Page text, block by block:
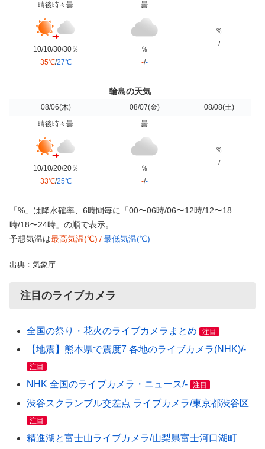
晴後時々曇
10/10/30/30％
35℃/27℃
曇
％
-/-
--
％
-/-
輪島の天気
08/06(木) 08/07(金) 08/08(土)
晴後時々曇
10/10/20/20％
33℃/25℃
曇
％
-/-
--
％
-/-
「%」は降水確率、6時間毎に「00〜06時/06〜12時/12〜18
時/18〜24時」の順で表示。
予想気温は最高気温(℃) / 最低気温(℃)
出典：気象庁
注目のライブカメラ
全国の祭り・花火のライブカメラまとめ 注目
【地震】熊本県で震度7 各地のライブカメラ(NHK)/-
注目
NHK 全国のライブカメラ・ニュース/- 注目
渋谷スクランブル交差点 ライブカメラ/東京都渋谷区
注目
精進湖と富士山ライブカメラ/山梨県富士河口湖町